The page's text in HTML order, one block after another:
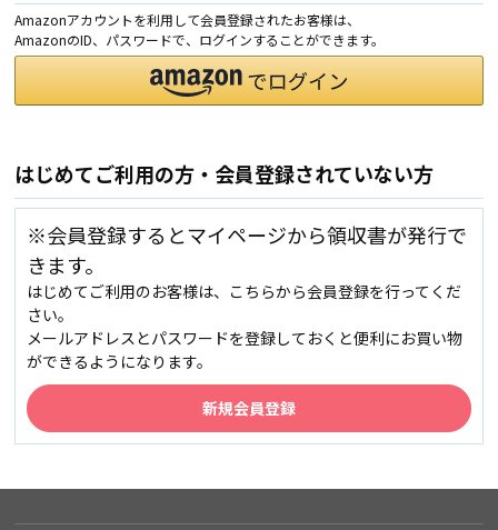
Amazonアカウントを利用して会員登録されたお客様は、
AmazonのID、パスワードで、ログインすることができます。
はじめてご利用の方・会員登録されていない方
※会員登録するとマイページから領収書が発行で
きます。
はじめてご利用のお客様は、こちらから会員登録を行ってくだ
さい。
メールアドレスとパスワードを登録しておくと便利にお買い物
ができるようになります。